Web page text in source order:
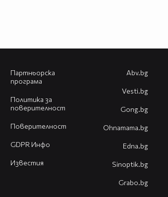
Партньорска
програма
Политика за
поверителност
Поверителност
GDPR Инфо
Известия
Abv.bg
Vesti.bg
Gong.bg
Оhnamama.bg
Edna.bg
Sinoptik.bg
Grabo.bg